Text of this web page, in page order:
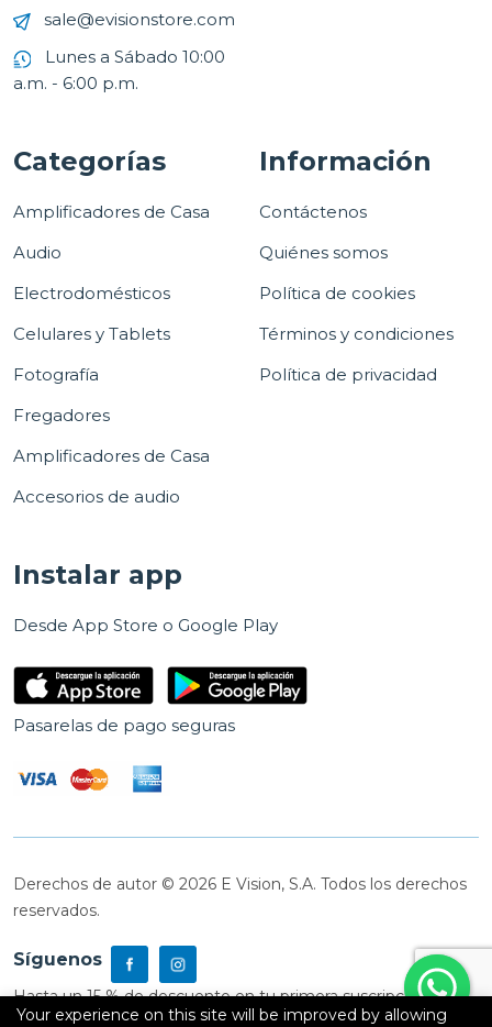
sale@evisionstore.com
Lunes a Sábado 10:00
a.m. - 6:00 p.m.
Categorías
Amplificadores de Casa
Audio
Electrodomésticos
Celulares y Tablets
Fotografía
Fregadores
Amplificadores de Casa
Accesorios de audio
Información
Contáctenos
Quiénes somos
Política de cookies
Términos y condiciones
Política de privacidad
Instalar app
Desde App Store o Google Play
Pasarelas de pago seguras
Derechos de autor © 2026 E Vision, S.A. Todos los derechos
reservados.
Síguenos
Hasta un 15 % de descuento en tu primera suscripción
Your experience on this site will be improved by allowing